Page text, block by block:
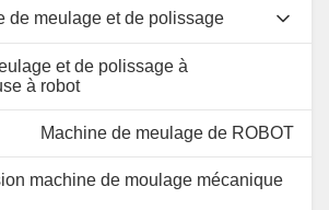
de meulage et de polissage
et de polissage à
à robot
Machine de meulage de ROBOT
machine de moulage mécanique